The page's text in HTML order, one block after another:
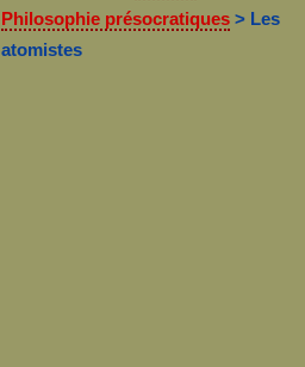
Philosophie présocratiques > Les
atomistes